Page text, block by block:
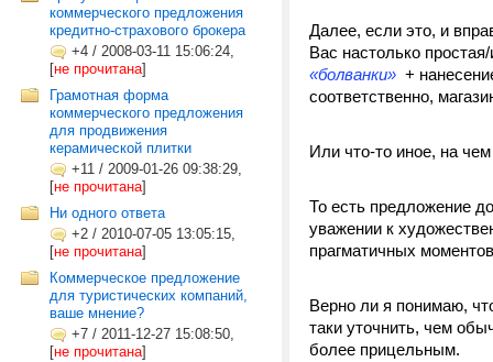
коммерческого предложения
кредитно-страхового брокера
+4 / 2008-03-11 15:06:24,
[не прочитана]
Грамотная форма
коммерческого предложения
для продвижения
керамической плитки
+11 / 2009-01-26 09:38:29,
[не прочитана]
Ни одного ответа
+2 / 2010-07-05 13:05:15,
[не прочитана]
Коммерческое предложение
для туристических компаний,
ваше мнение?
+7 / 2011-12-27 15:08:50,
[не прочитана]
Далее, если это, и
Вас настолько
«болванки» +
соответственно,
Или что-то иное, на
То есть предложение
уважении к
прагматичных
Верно ли я понимаю,
таки уточнить, чем
более прицельным.